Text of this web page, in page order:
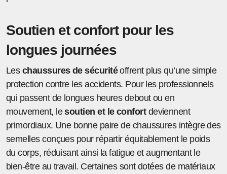
Soutien et confort pour les
longues journées
Les chaussures de sécuritéoffrent plus qu’une simple
protection contre les accidents. Pour les professionnels
qui passent de longues heures debout ou en
mouvement, lesoutien et le confortdeviennent
primordiaux. Une bonne paire de chaussures intègre des
semelles conçues pour répartir équitablement le poids
du corps, réduisant ainsi la fatigue et augmentant le
bien-être au travail. Certaines sont dotées de matériaux